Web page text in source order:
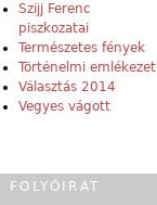
Szijj Ferenc
piszkozatai
Természetes fények
Történelmi emlékezet
Választás 2014
Vegyes vágott
FOLYÓIRAT